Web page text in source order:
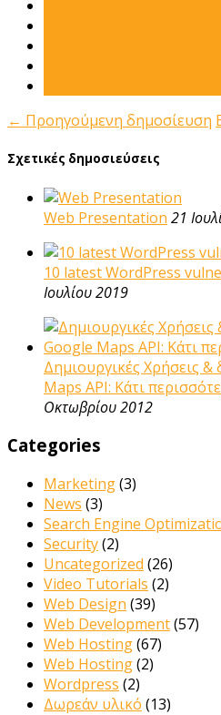
← Προηγούμενη δημοσίευση
Σχετικές δημοσιεύσεις
Web Presentation 21
10 latest WordPress
Ιουλίου 2019
Δημιουργικές Χρήσεις
Maps API: Κάτι
Οκτωβρίου 2012
Categories
Marketing(3)
News (3)
Search Engine
Security(2)
Uncategorized (26)
Video Tutorials (2)
Web Design (39)
Web Development(57)
Web Hosting(67)
Web Hosting(2)
Wordpress (2)
Δωρεάν υλικό (13)